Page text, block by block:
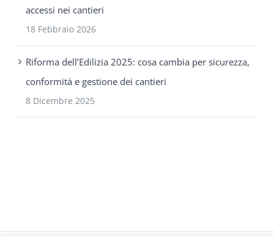
accessi nei cantieri
18 Febbraio 2026
Riforma dell’Edilizia 2025: cosa cambia per sicurezza,
conformità e gestione dei cantieri
8 Dicembre 2025